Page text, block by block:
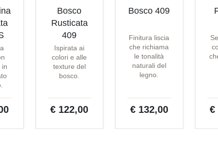
in
Bosco
Rusticata
409
Ispirata ai
colori e alle
texture del
bosco.
€ 122,00
Bosco 409
Finitura liscia
che richiama
le tonalità
naturali del
legno.
€ 132,00 €